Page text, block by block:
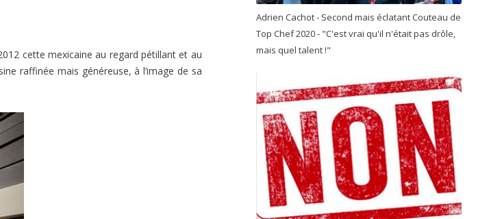
cette mexicaine au regard pétillant et au
raffinée mais généreuse, à l’image de sa
Adrien Cachot - Second mais éclatant Couteau de
Top Chef 2020 - "C'est vrai qu'il n'était pas drôle,
mais quel talent !"